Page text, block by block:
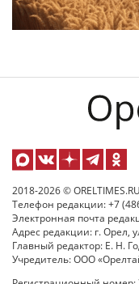
2018-2026 ©
Телефон редакции: +7
Электронная почта
Адрес редакции: г. Орел,
Главный редактор: Е. Н.
Учредитель: ООО